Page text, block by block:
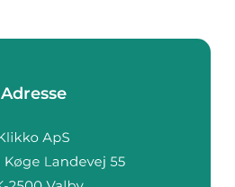
Adresse